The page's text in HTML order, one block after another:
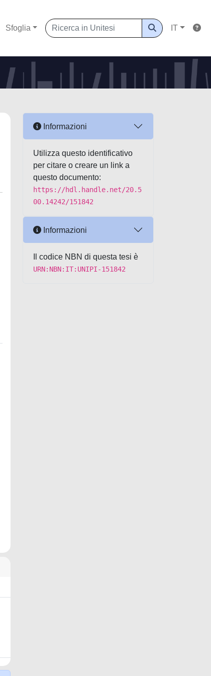
Sfoglia IT
Informazioni
Utilizza questo identificativo
per citare o creare un link a
questo documento:
https://hdl.handle.net/20.5
00.14242/151842
Informazioni
Il codice NBN di questa tesi è
URN:NBN:IT:UNIPI-151842